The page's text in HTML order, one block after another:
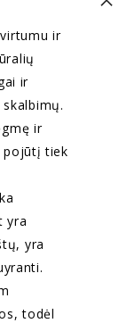
ir
ir
ir
pojūtį tiek
yra
yra
todėl